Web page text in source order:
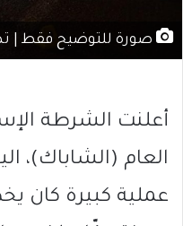
صورة للتوضيح فقط |
أعلنت الشرطة
العام (الشاباك)،
عملية كبيرة كان